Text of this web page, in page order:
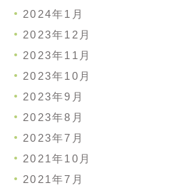
2024年1月
2023年12月
2023年11月
2023年10月
2023年9月
2023年8月
2023年7月
2021年10月
2021年7月